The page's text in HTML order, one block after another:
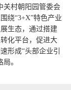
关村朝阳园管委会
绕“3+X”特色产业
生态，通过搭建
化平台，促进大
形成“头部企业引
。